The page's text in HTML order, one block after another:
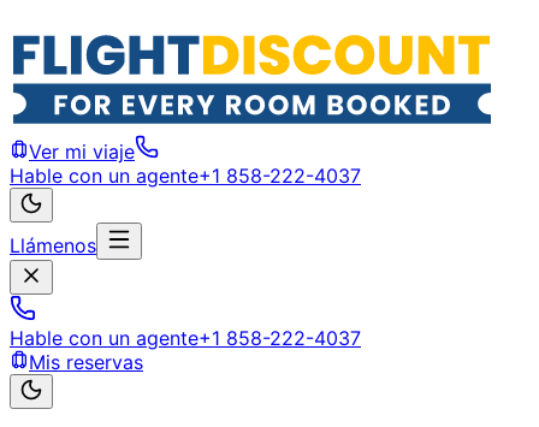
Ver mi viaje
Hable con un agente+1 858-222-4037
Llámenos
Hable con un agente+1 858-222-4037
Mis reservas